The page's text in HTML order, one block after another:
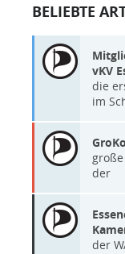
BELIEBTE
vKV
die
im
der
der